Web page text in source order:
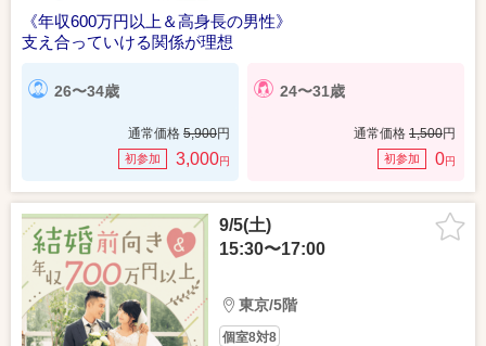
《年収600万円以上＆高身長の男性》
支え合っていける関係が理想
26〜34歳
通常価格 5,900円
初参加 3,000円
24〜31歳
通常価格 1,500円
初参加 0円
9/5(土)
15:30〜17:00
東京/5階
個室8対8